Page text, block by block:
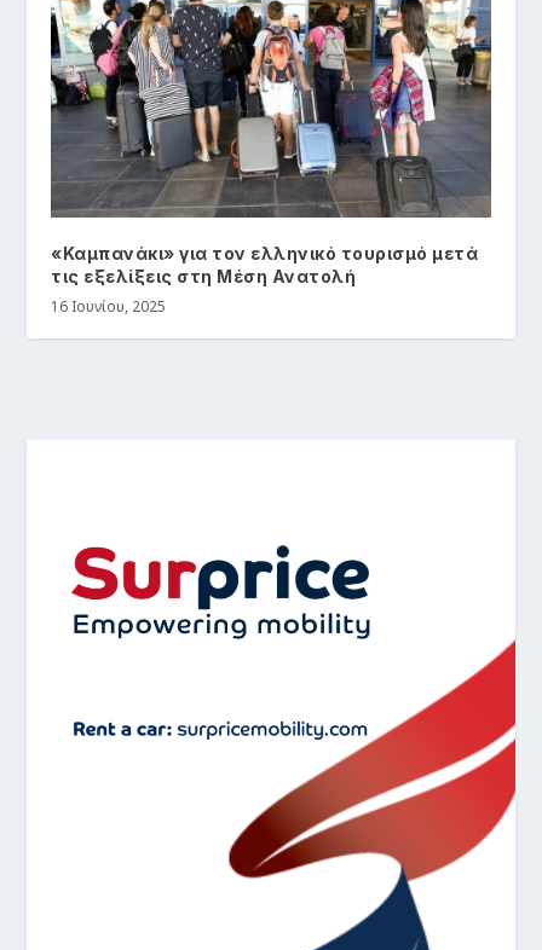
«Καμπανάκι» για τον ελληνικό τουρισμό μετά
τις εξελίξεις στη Μέση Ανατολή
16 Ιουνίου, 2025